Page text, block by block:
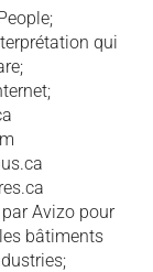
qui
Avizo pour
bâtiments